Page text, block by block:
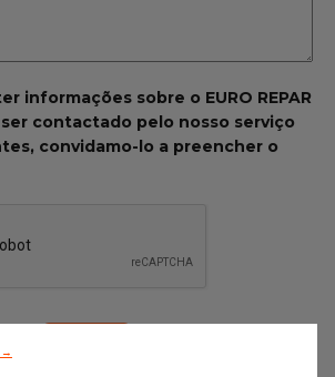
informações sobre o EURO REPAR
ser contactado pelo nosso serviço
convidamo-lo a preencher o
→